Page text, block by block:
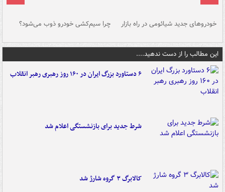
خودروهای جدید شیائومی در راه بازار چرا سیم‌کشی خودرو ذوب می‌شود؟
این مطالب را از دست ندهید....
۶ دستاورد بزرگ ایران در ۱۶۰ روز رهبری رهبر انقلاب
شرط جدید برای بازنشستگی اعلام شد
کالابرگ ۳ گروه شارژ شد